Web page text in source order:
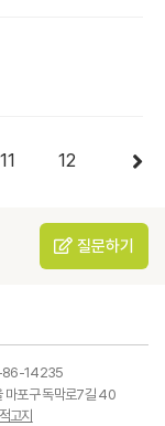
11 12
질문하기
86-14235
마포구 독막로7길 40
고지